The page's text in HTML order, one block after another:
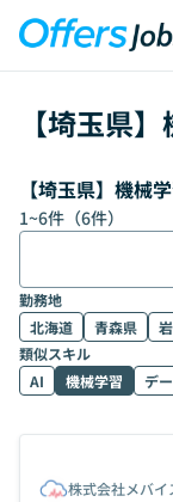
【埼玉県】
【埼玉県】機械
1~6件（6件）
勤務地
北海道
青森県
類似スキル
AI
機械学習 デ
株式会社メバイ